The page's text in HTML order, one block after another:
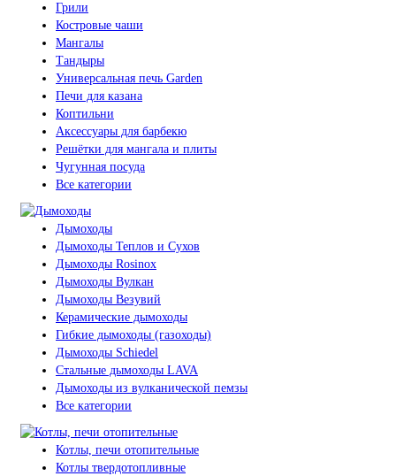
Грили
Костровые чаши
Мангалы
Тандыры
Универсальная печь Garden
Печи для казана
Коптильни
Аксессуары для барбекю
Решётки для мангала и плиты
Чугунная посуда
Все категории
Дымоходы
Дымоходы Теплов и Сухов
Дымоходы Rosinox
Дымоходы Вулкан
Дымоходы Везувий
Керамические дымоходы
Гибкие дымоходы (газоходы)
Дымоходы Schiedel
Стальные дымоходы LAVA
Дымоходы из вулканической пемзы
Все категории
Котлы, печи отопительные
Котлы твердотопливные